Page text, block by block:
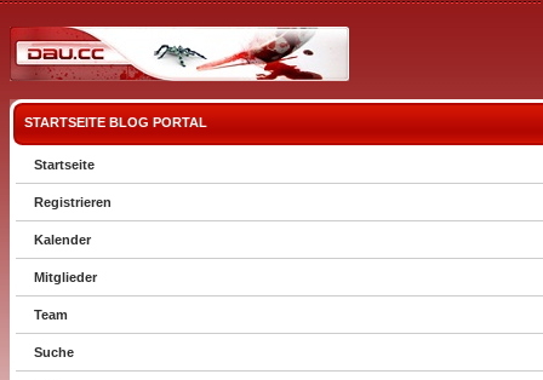
STARTSEITE BLOG PORTAL
Startseite
Registrieren
Kalender
Mitglieder
Team
Suche